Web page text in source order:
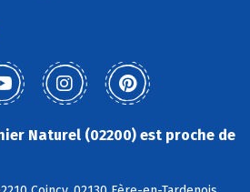
Naturel (02200) est proche de